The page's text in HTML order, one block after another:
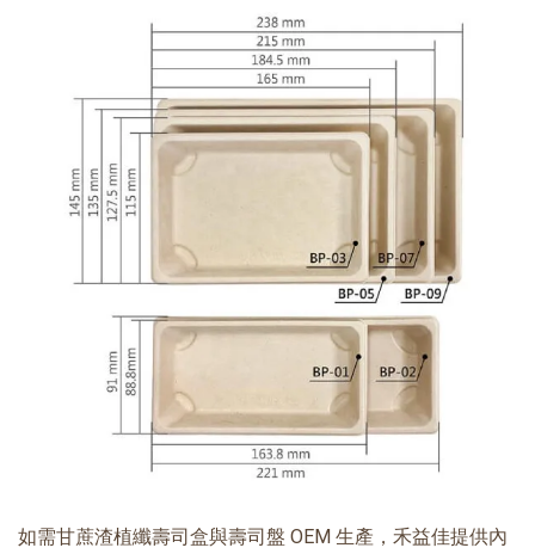
如需甘蔗渣植纖壽司盒與壽司盤 OEM 生產，禾益佳提供內